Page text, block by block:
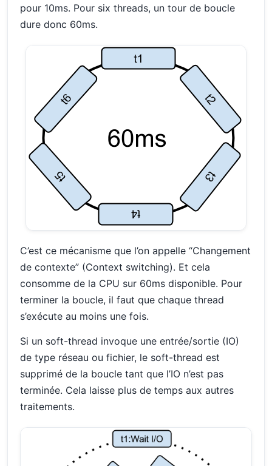
pour 10ms. Pour six threads, un tour de boucle
dure donc 60ms.
C’est ce mécanisme que l’on appelle “Changement
de contexte” (Context switching). Et cela
consomme de la CPU sur 60ms disponible. Pour
terminer la boucle, il faut que chaque thread
s’exécute au moins une fois.
Si un soft-thread invoque une entrée/sortie (IO)
de type réseau ou fichier, le soft-thread est
supprimé de la boucle tant que l’IO n’est pas
terminée. Cela laisse plus de temps aux autres
traitements.